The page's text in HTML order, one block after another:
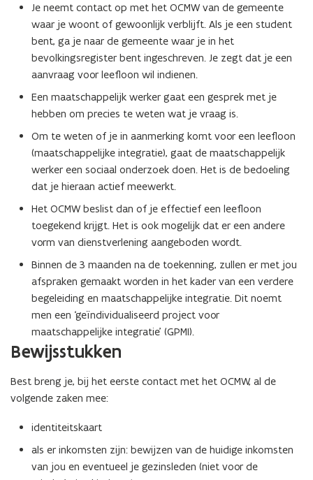
Je neemt contact op met het OCMW van de gemeente
waar je woont of gewoonlijk verblijft. Als je een student
bent, ga je naar de gemeente waar je in het
bevolkingsregister bent ingeschreven. Je zegt dat je een
aanvraag voor leefloon wil indienen.
Een maatschappelijk werker gaat een gesprek met je
hebben om precies te weten wat je vraag is.
Om te weten of je in aanmerking komt voor een leefloon
(maatschappelijke integratie), gaat de maatschappelijk
werker een sociaal onderzoek doen. Het is de bedoeling
dat je hieraan actief meewerkt.
Het OCMW beslist dan of je effectief een leefloon
toegekend krijgt. Het is ook mogelijk dat er een andere
vorm van dienstverlening aangeboden wordt.
Binnen de 3 maanden na de toekenning, zullen er met jou
afspraken gemaakt worden in het kader van een verdere
begeleiding en maatschappelijke integratie. Dit noemt
men een ‘geïndividualiseerd project voor
maatschappelijke integratie’ (GPMI).
Bewijsstukken
Best breng je, bij het eerste contact met het OCMW, al de
volgende zaken mee:
identiteitskaart
als er inkomsten zijn: bewijzen van de huidige inkomsten
van jou en eventueel je gezinsleden (niet voor de